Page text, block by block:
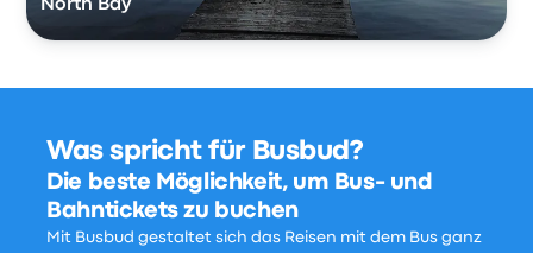
North Bay
Was spricht für Busbud?
Die beste Möglichkeit, um Bus- und
Bahntickets zu buchen
Mit Busbud gestaltet sich das Reisen mit dem Bus ganz